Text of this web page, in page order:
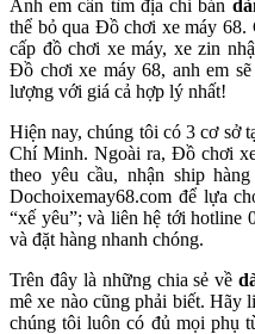
Anh em cần tìm địa chỉ bán
thể bỏ qua Đồ chơi xe máy 68.
cấp đồ chơi xe máy, xe zin
Đồ chơi xe máy 68, anh em
lượng với giá cả hợp lý nhất!
Hiện nay, chúng tôi có 3 cơ sở
Chí Minh. Ngoài ra, Đồ chơi
theo yêu cầu, nhận ship
Dochoixemay68.com để lựa
“xế yêu”; và liên hệ tới hotline
và đặt hàng nhanh chóng.
Trên đây là những chia sẻ về
mê xe nào cũng phải biết. Hãy
chúng tôi luôn có đủ mọi phụ